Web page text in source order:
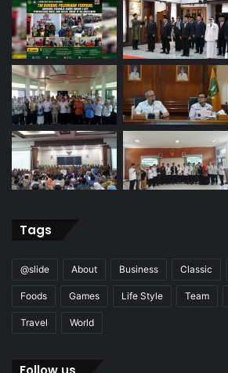
Tags
@slide About Business Classic
Foods Games Life Style Team
Travel World